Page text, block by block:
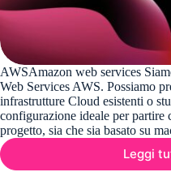
AWSAmazon web services
Web Services AWS. Possiamo
infrastrutture Cloud esistenti o
configurazione ideale per partire
progetto, sia che sia basato su
Leggi